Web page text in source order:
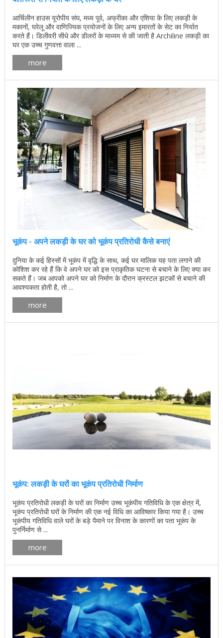
आर्चिलीन हाउस यूरोपीय संघ, मध्य पूर्व, अफ्रीका और एशिया के लिए लकड़ी के
मकानों, घरेलू और वाणिज्यिक प्रयोजनों के लिए अन्य इमारतों के सेट का निर्यात
करते हैं। डिलीवरी सीधे और डीलरों के माध्यम से की जाती है Archiline लकड़ी का
घर एक उच्च गुणवत्ता वाला ...
more
भूकंप - अपने लकड़ी के घर को भूकंप प्रतिरोधी कैसे बनाएं
दुनिया के कई हिस्सों में भूकंप में वृद्धि के साथ, कई घर मालिक यह पता लगाने की
कोशिश कर रहे हैं कि वे अपने घर को इस प्राकृतिक घटना से बचाने के लिए क्या कर
सकते हैं। जब आपको अपने घर को निर्माण के दौरान क्रस्टल झटकों से बचाने की
आवश्यकता होती है, तो ...
more
भूकंप: लकड़ी के घरों का भूकंप प्रतिरोधी निर्माण
भूकंप प्रतिरोधी लकड़ी के घरों का निर्माण उच्च भूकंपीय गतिविधि के एक क्षेत्र में,
भूकंप प्रतिरोधी घरों के निर्माण की एक नई विधि का आविष्कार किया गया है। उच्च
भूकंपीय गतिविधि वाले घरों के बड़े पैमाने पर विनाश के कारणों का पता भूकंप के
पुनर्निर्माण से ...
more